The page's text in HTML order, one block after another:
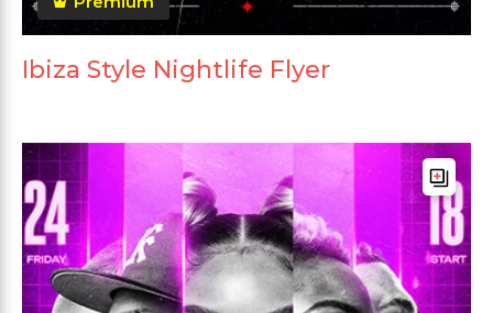
Ibiza Style Nightlife Flyer